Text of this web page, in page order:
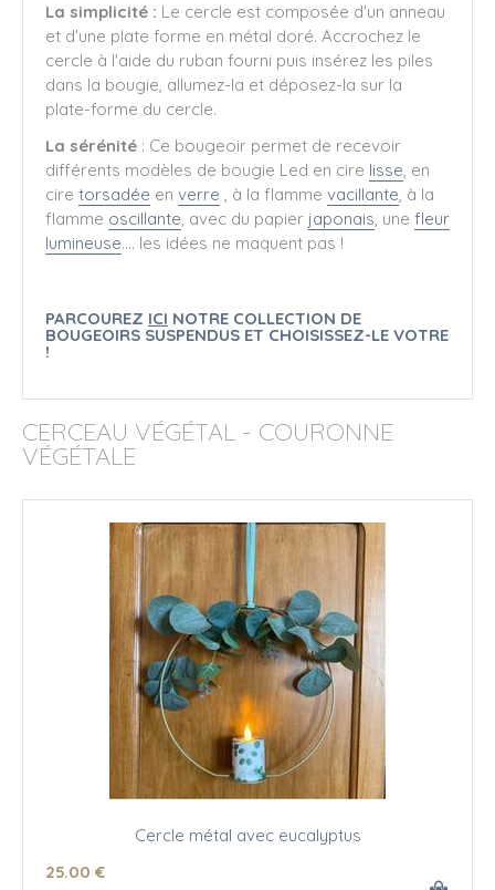
La simplicité : Le cercle est composée d'un anneau
et d'une plate forme en métal doré. Accrochez le
cercle à l'aide du ruban fourni puis insérez les piles
dans la bougie, allumez-la et déposez-la sur la
plate-forme du cercle.
La sérénité : Ce bougeoir permet de recevoir
différents modèles de bougie Led en cire lisse, en
cire torsadée en verre , à la flamme vacillante, à la
flamme oscillante, avec du papier japonais, une fleur
lumineuse.... les idées ne maquent pas !
PARCOUREZ ICI NOTRE COLLECTION DE
BOUGEOIRS SUSPENDUS ET CHOISISSEZ-LE VOTRE
!
CERCEAU VÉGÉTAL - COURONNE
VÉGÉTALE
Cercle métal avec eucalyptus
25.00 €